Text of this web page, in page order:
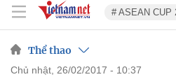
# ASEAN CUP
Thể thao
chủ nhật, 26/02/2017 - 10:37